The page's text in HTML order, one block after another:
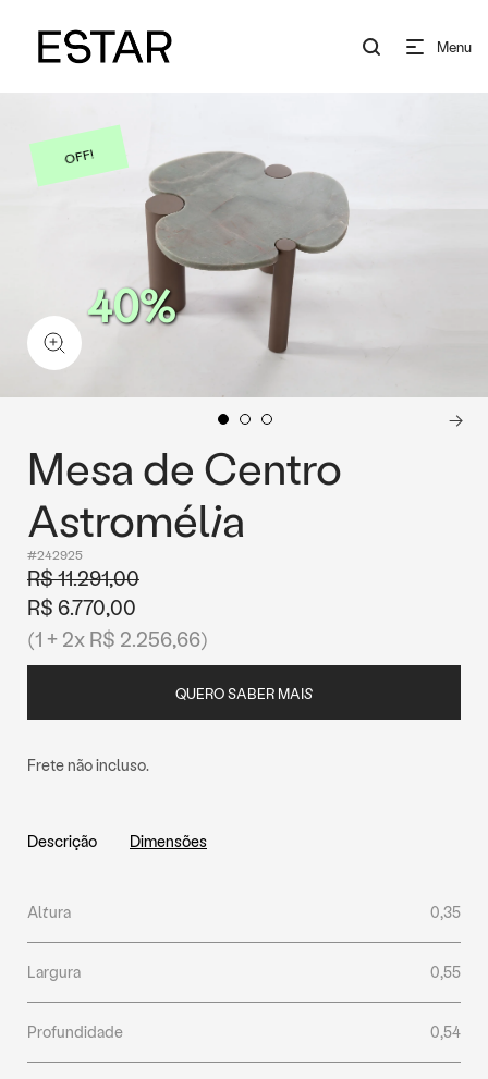
Menu
40%
OFF!
Mesa de Centro
Astromélia
#242925
R$ 11.291,00
R$ 6.770,00
(1 + 2x R$ 2.256,66)
QUERO SABER MAIS
Frete não incluso.
Descrição Dimensões
Altura 0,35
Largura 0,55
Profundidade 0,54